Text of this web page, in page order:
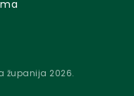
županija 2026.